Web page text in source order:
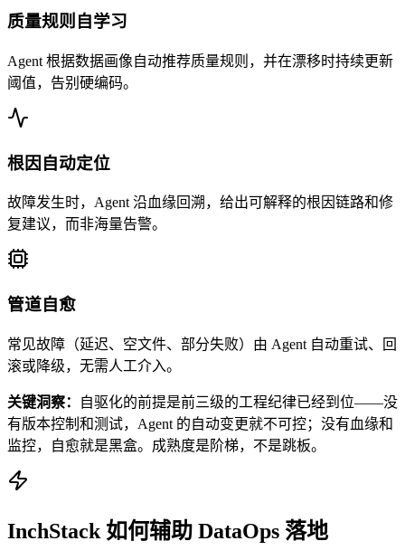
质量规则自学习
Agent 根据数据画像自动推荐质量规则，并在漂移时持续更新
阈值，告别硬编码。
根因自动定位
故障发生时，Agent 沿血缘回溯，给出可解释的根因链路和修
复建议，而非海量告警。
管道自愈
常见故障（延迟、空文件、部分失败）由 Agent 自动重试、回
滚或降级，无需人工介入。
关键洞察：
自驱化的前提是前三级的工程纪律已经到位——没
有版本控制和测试，Agent 的自动变更就不可控；没有血缘和
监控，自愈就是黑盒。成熟度是阶梯，不是跳板。
InchStack 如何辅助 DataOps 落地